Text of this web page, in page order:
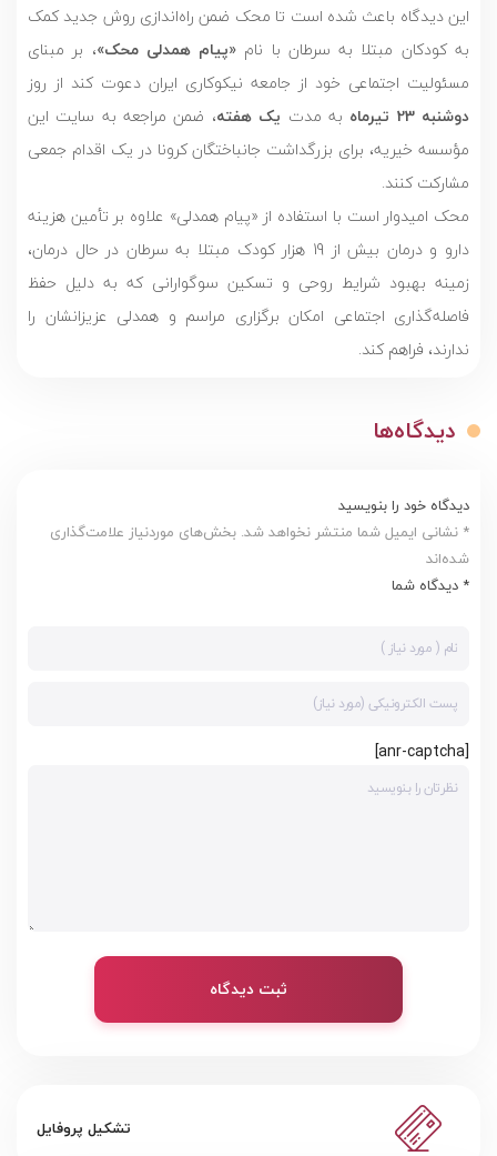
این دیدگاه باعث شده است تا محک ضمن راه‌اندازی روش جدید کمک
به کودکان مبتلا به سرطان با نام «پیام همدلی محک»، بر مبنای
مسئولیت اجتماعی خود از جامعه نیکوکاری ایران دعوت کند از روز
دوشنبه 23 تیرماه
به مدت یک هفته، ضمن مراجعه به سایت این
مؤسسه خیریه، برای بزرگداشت جانباختگان کرونا در یک اقدام جمعی
مشارکت کنند.
محک امیدوار است با استفاده از «پیام همدلی» علاوه بر تأمین هزینه
دارو و درمان بیش از 19 هزار کودک مبتلا به سرطان در حال درمان،
زمینه بهبود شرایط روحی و تسکین سوگوارانی که به دلیل حفظ
فاصله‌گذاری اجتماعی امکان برگزاری مراسم و همدلی عزیزانشان را
ندارند، فراهم کند.
دیدگاه‌ها
دیدگاه خود را بنویسید
* نشانی ایمیل شما منتشر نخواهد شد. بخش‌های موردنیاز علامت‌گذاری
شده‌اند
* دیدگاه شما
[anr-captcha]
ثبت دیدگاه
تشکیل پروفایل